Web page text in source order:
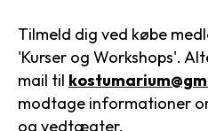
​Tilmeld dig ved købe
'Kurser og Workshops'.
mail til
modtage informationer
og vedtægter.